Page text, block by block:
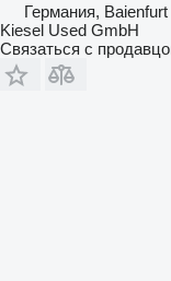
Германия, Baienfurt
Kiesel Used GmbH
Связаться с